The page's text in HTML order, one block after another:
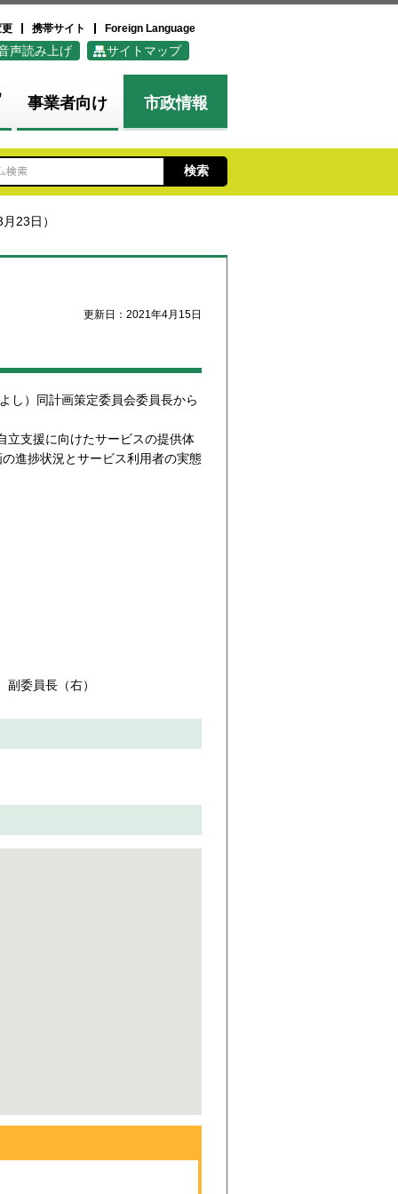
携帯サイト Foreign Language
声読み上げ サイトマップ
事業者向け 市政情報
23日）
更新日：2021年4月15日
し）同計画策定委員会委員長から
立支援に向けたサービスの提供体
進捗状況とサービス利用者の実態
委員長（右）